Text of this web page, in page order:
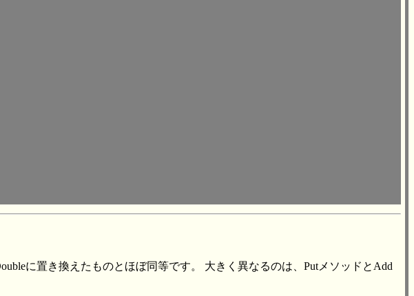
に置き換えたものとほぼ同等です。 大きく異なるのは、PutメソッドとAdd